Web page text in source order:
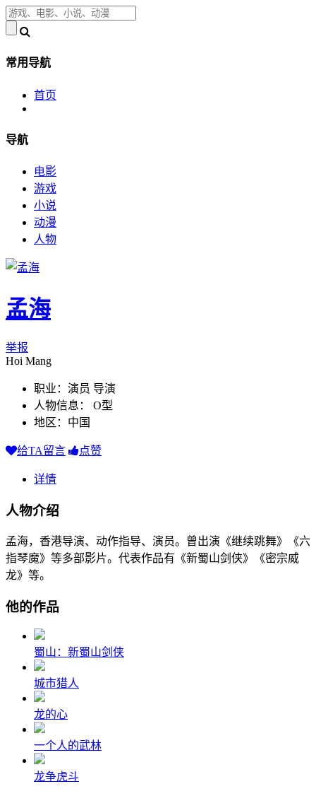
常用导航
首页
导航
电影
游戏
小说
动漫
人物
孟海
举报
Hoi Mang
职业：演员 导演
人物信息： O型
地区：中国
给TA留言 点赞
详情
人物介绍
孟海，香港导演、动作指导、演员。曾出演《继续跳舞》《六
指琴魔》等多部影片。代表作品有《新蜀山剑侠》《密宗威
龙》等。
他的作品
蜀山：新蜀山剑侠
城市猎人
龙的心
一个人的武林
龙争虎斗